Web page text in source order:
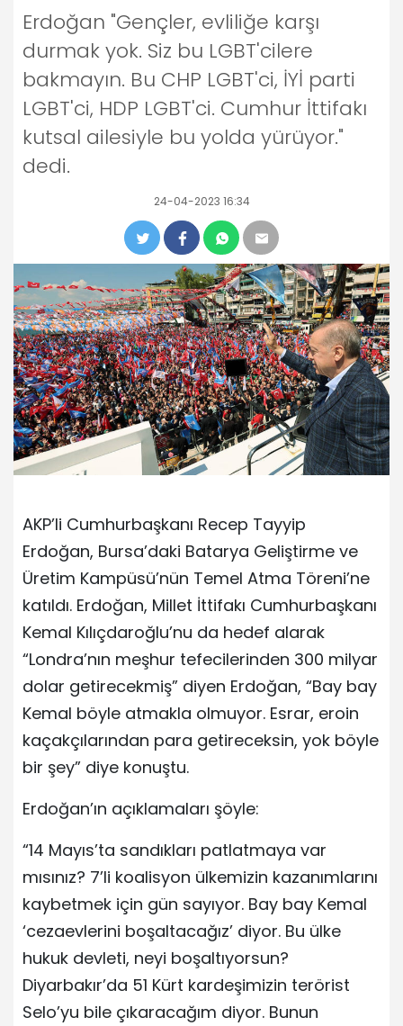
Erdoğan "Gençler, evliliğe karşı
durmak yok. Siz bu LGBT'cilere
bakmayın. Bu CHP LGBT'ci, İYİ parti
LGBT'ci, HDP LGBT'ci. Cumhur İttifakı
kutsal ailesiyle bu yolda yürüyor."
dedi.
24-04-2023 16:34
AKP’li Cumhurbaşkanı Recep Tayyip
Erdoğan, Bursa’daki Batarya Geliştirme ve
Üretim Kampüsü’nün Temel Atma Töreni’ne
katıldı. Erdoğan, Millet İttifakı Cumhurbaşkanı
Kemal Kılıçdaroğlu’nu da hedef alarak
“Londra’nın meşhur tefecilerinden 300 milyar
dolar getirecekmiş” diyen Erdoğan, “Bay bay
Kemal böyle atmakla olmuyor. Esrar, eroin
kaçakçılarından para getireceksin, yok böyle
bir şey” diye konuştu.
Erdoğan’ın açıklamaları şöyle:
“14 Mayıs’ta sandıkları patlatmaya var
mısınız? 7’li koalisyon ülkemizin kazanımlarını
kaybetmek için gün sayıyor. Bay bay Kemal
‘cezaevlerini boşaltacağız’ diyor. Bu ülke
hukuk devleti, neyi boşaltıyorsun?
Diyarbakır’da 51 Kürt kardeşimizin terörist
Selo’yu bile çıkaracağım diyor. Bunun